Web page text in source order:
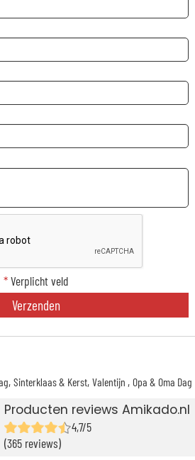
*Verplicht veld
Verzenden
Sinterklaas & Kerst Valentijn Opa & Oma Dag
Producten reviews Amikado.nl
4,7/5
(365 reviews)